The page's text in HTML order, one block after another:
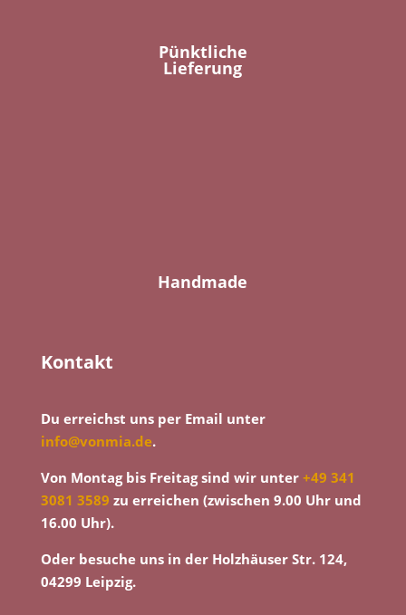
Pünktliche
Lieferung
Handmade
Kontakt
Du erreichst uns per Email unter
info@vonmia.de.
Von Montag bis Freitag sind wir unter +49 341
3081 3589 zu erreichen (zwischen 9.00 Uhr und
16.00 Uhr).
Oder besuche uns in der Holzhäuser Str. 124,
04299 Leipzig.